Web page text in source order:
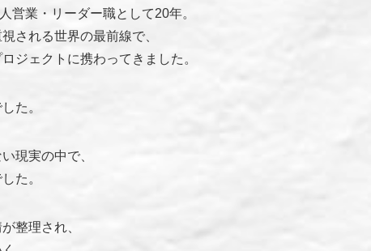
営業・リーダー職として20年。
される世界の最前線で、
ジェクトに携わってきました。
た。
現実の中で、
た。
整理され、